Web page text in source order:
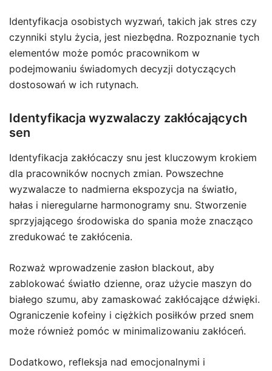
Identyfikacja osobistych wyzwań, takich jak stres czy
czynniki stylu życia, jest niezbędna. Rozpoznanie tych
elementów może pomóc pracownikom w
podejmowaniu świadomych decyzji dotyczących
dostosowań w ich rutynach.
Identyfikacja wyzwalaczy zakłócających
sen
Identyfikacja zakłócaczy snu jest kluczowym krokiem
dla pracowników nocnych zmian. Powszechne
wyzwalacze to nadmierna ekspozycja na światło,
hałas i nieregularne harmonogramy snu. Stworzenie
sprzyjającego środowiska do spania może znacząco
zredukować te zakłócenia.
Rozważ wprowadzenie zasłon blackout, aby
zablokować światło dzienne, oraz użycie maszyn do
białego szumu, aby zamaskować zakłócające dźwięki.
Ograniczenie kofeiny i ciężkich posiłków przed snem
może również pomóc w minimalizowaniu zakłóceń.
Dodatkowo, refleksja nad emocjonalnymi i